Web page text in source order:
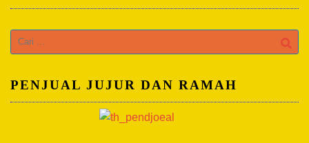
Cari
untuk:
PENJUAL JUJUR DAN RAMAH